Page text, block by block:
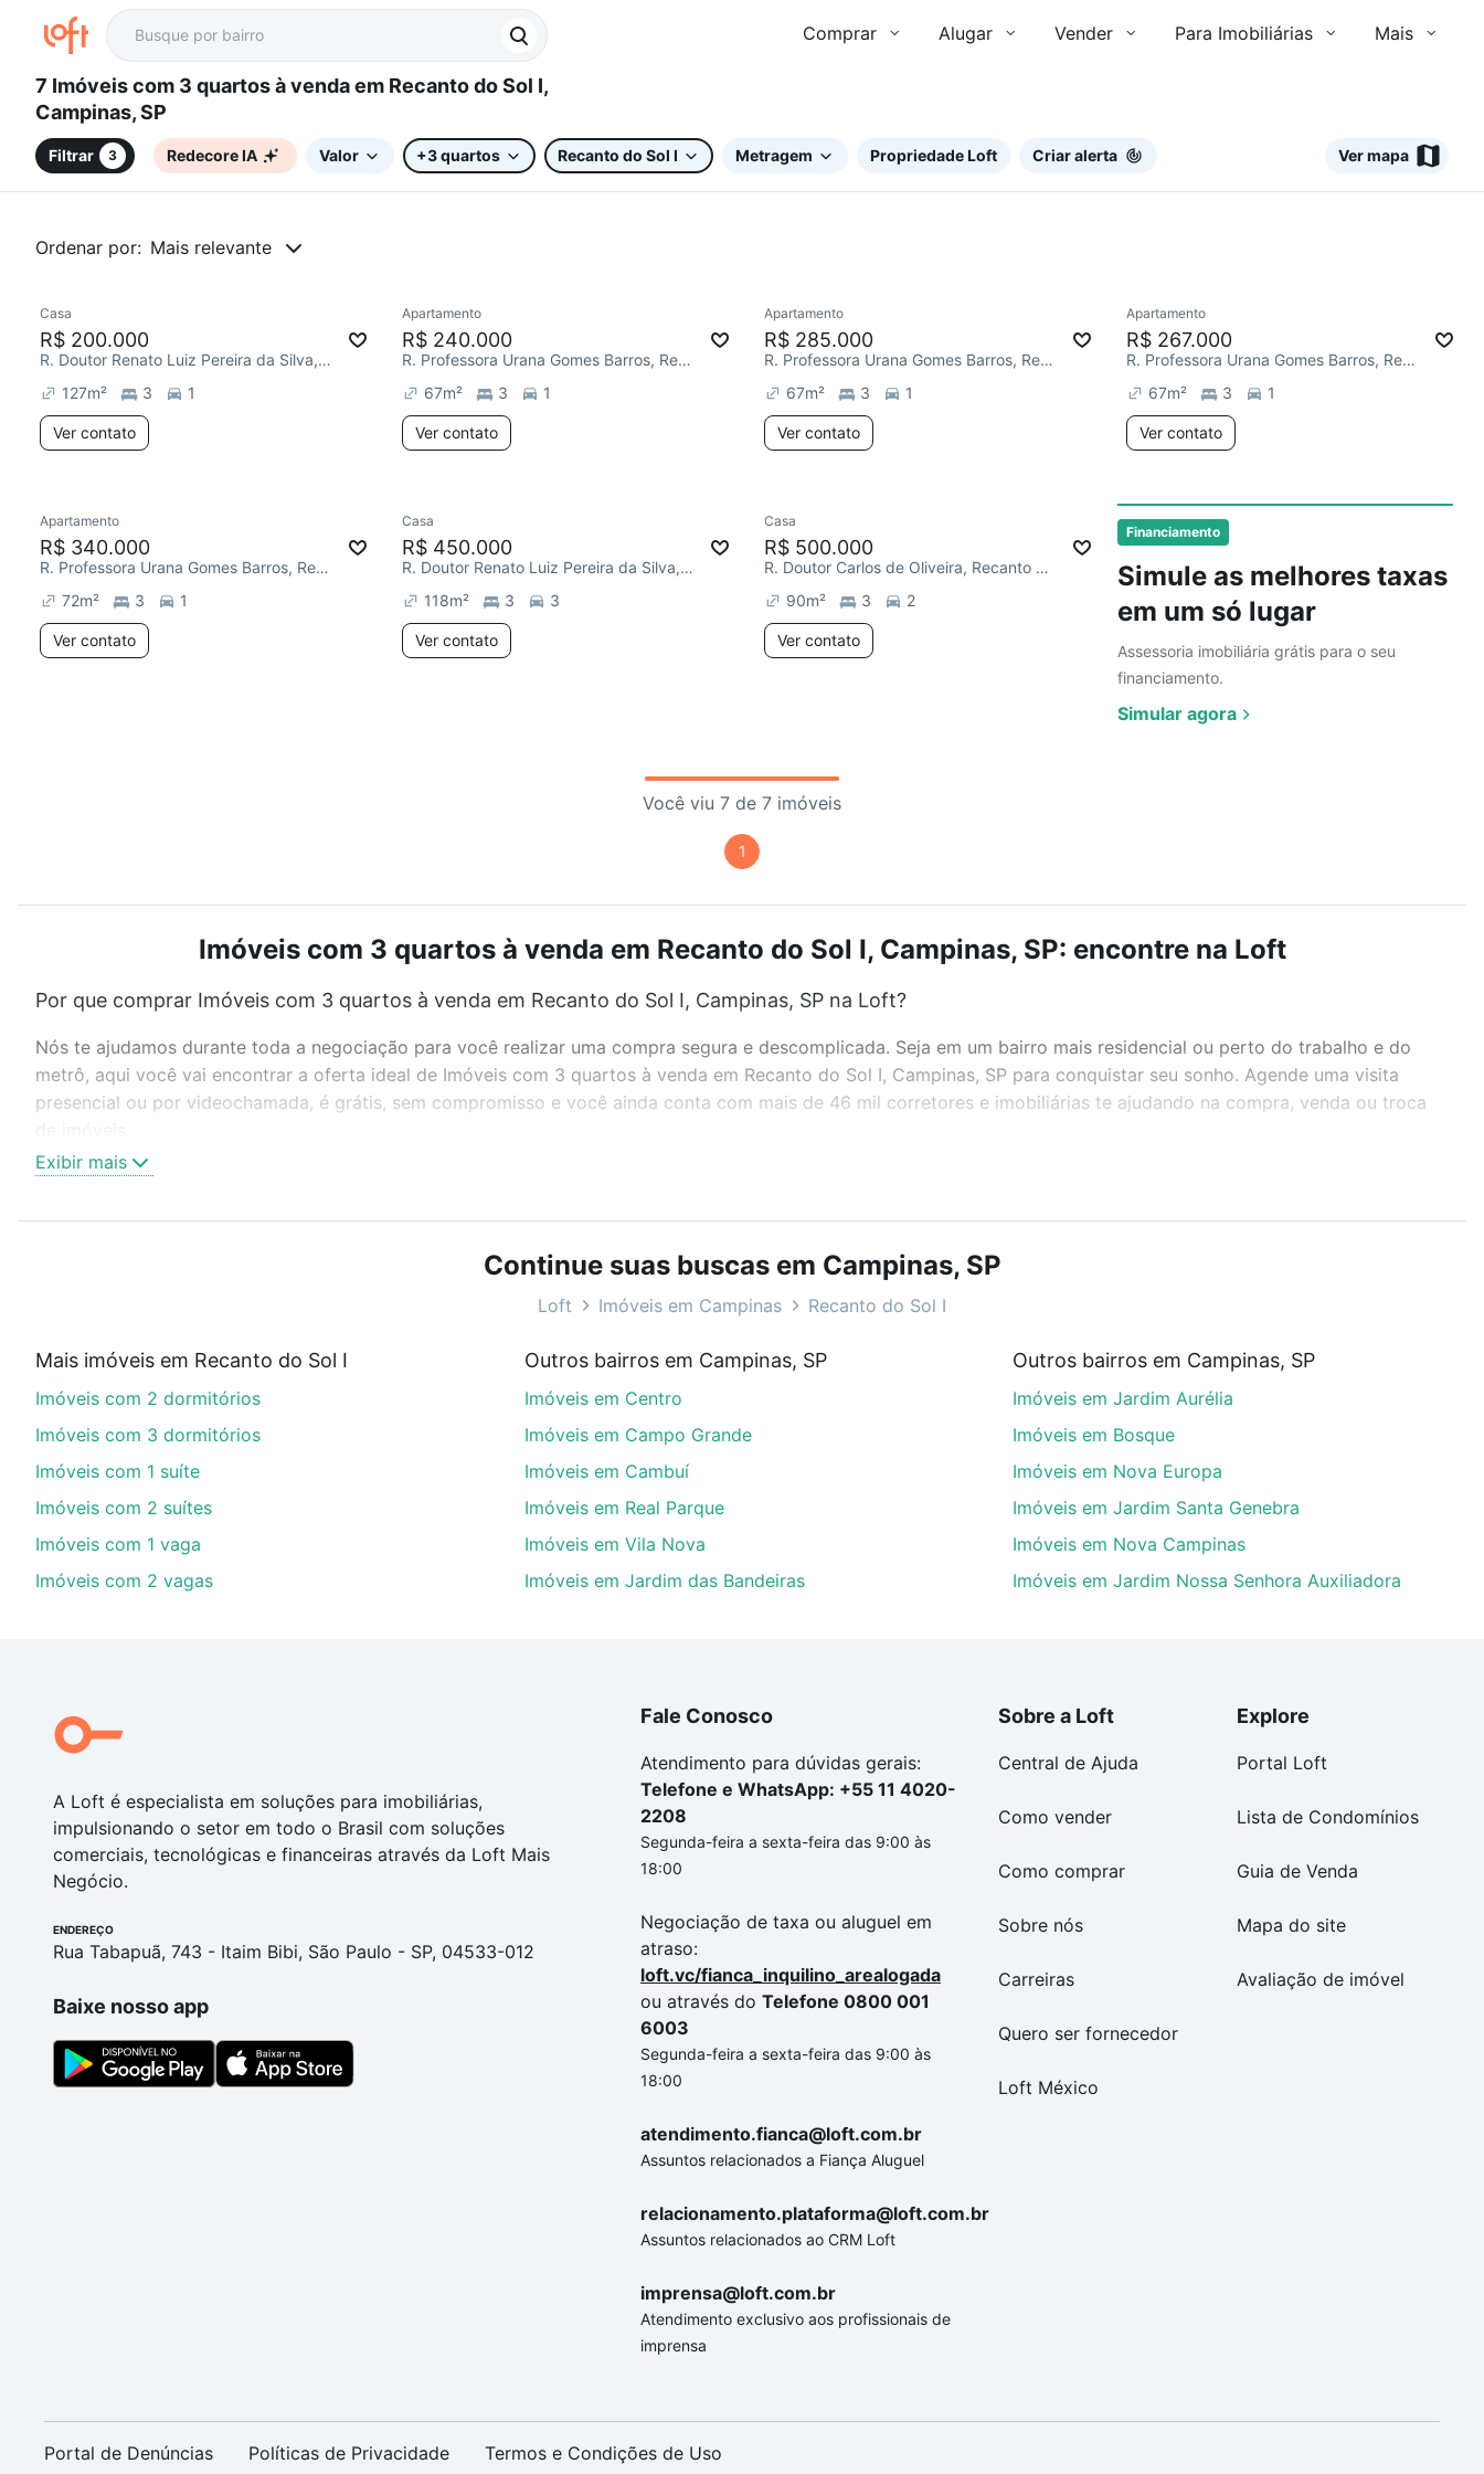
Comprar Alugar Vender Para Imobiliárias Mais
7 Imóveis com 3 quartos à venda em Recanto do Sol I,
Campinas, SP
Filtrar 3 Redecore IA Valor +3 quartos Recanto do Sol I Metragem Propriedade Loft Criar alerta Ver mapa
Ordenar por: Mais relevante
Financiamento
Simule as melhores taxas
em um só lugar
Assessoria imobiliária grátis para o seu
financiamento.
Simular agora
Casa
R$ 200.000
R. Doutor Renato Luiz Pereira da Silva, Recanto do Sol I
127m² 3 1
Ver contato
Redecorar
Apartamento
R$ 240.000
R. Professora Urana Gomes Barros, Recanto do Sol I
67m² 3 1
Ver contato
Redecorar
Apartamento
R$ 285.000
R. Professora Urana Gomes Barros, Recanto do Sol I
67m² 3 1
Ver contato
Redecorar
Apartamento
R$ 267.000
R. Professora Urana Gomes Barros, Recanto do Sol I
67m² 3 1
Ver contato
Redecorar
Ver
Apartamento
R$ 340.000
R. Professora Urana Gomes Barros, Recanto do Sol I
72m² 3 1
Ver contato
Chegou este mês
Casa
R$ 450.000
R. Doutor Renato Luiz Pereira da Silva, Recanto do Sol I
118m² 3 3
Ver contato
Chegou este mês
Casa
R$ 500.000
R. Doutor Carlos de Oliveira, Recanto do Sol I
90m² 3 2
Ver contato
Você viu 7 de 7 imóveis
1
Imóveis com 3 quartos à venda em Recanto do Sol I, Campinas, SP: encontre na Loft
Por que comprar Imóveis com 3 quartos à venda em Recanto do Sol I, Campinas, SP na Loft?
Nós te ajudamos durante toda a negociação para você realizar uma compra segura e descomplicada. Seja em um bairro mais residencial ou perto do trabalho e do
metrô, aqui você vai encontrar a oferta ideal de Imóveis com 3 quartos à venda em Recanto do Sol I, Campinas, SP para conquistar seu sonho. Agende uma visita
presencial ou por videochamada, é grátis, sem compromisso e você ainda conta com mais de 46 mil corretores e imobiliárias te ajudando na compra, venda ou troca
Como escolher um imóvel?
Use barra de busca no topo para pesquisar por ruas, bairros e até condomínios favoritos. Você também pode usar os filtros como quantidade de quartos, suítes, com
ou sem vaga de garagem para combinar perfeitamente com o preço, metragem e comodidades, como piscina, academia, salão de festas ou área verde e encontrar
Imóveis com 3 quartos à venda em Recanto do Sol I, Campinas, SP ideal para você na Loft.
Aqui na Loft temos a oferta ideal para você, com Imóveis com 3 quartos à venda em Recanto do Sol I, Campinas, SP que custam a partir de R$ 0 e com nossas opções
de financiamento imobiliário as parcelas podem se adequar ao seu orçamento. Se ainda tem alguma dúvida dos custos envolvidos no processo de compra, veja em
nosso portal quanto custa comprar um apartamento
e conte com a gente para comprar o imóvel dos seus sonhos com segurança e conforto. Loft, com você até as
Exibir mais
Continue suas buscas em Campinas, SP
Loft Imóveis em Campinas Recanto do Sol I
Mais imóveis em Recanto do Sol I
Imóveis com 2 dormitórios
Imóveis com 3 dormitórios
Imóveis com 1 suíte
Imóveis com 2 suítes
Imóveis com 1 vaga
Imóveis com 2 vagas
Outros bairros em Campinas, SP
Imóveis em Centro
Imóveis em Campo Grande
Imóveis em Cambuí
Imóveis em Real Parque
Imóveis em Vila Nova
Imóveis em Jardim das Bandeiras
Outros bairros em Campinas, SP
Imóveis em Jardim Aurélia
Imóveis em Bosque
Imóveis em Nova Europa
Imóveis em Jardim Santa Genebra
Imóveis em Nova Campinas
Imóveis em Jardim Nossa Senhora Auxiliadora
A Loft é especialista em soluções para imobiliárias,
impulsionando o setor em todo o Brasil com soluções
comerciais, tecnológicas e financeiras através da Loft Mais
Negócio.
ENDEREÇO
Rua Tabapuã, 743 - Itaim Bibi, São Paulo - SP, 04533-012
Baixe nosso app
Fale Conosco
Atendimento para dúvidas gerais:
Telefone e WhatsApp: +55 11 4020-
2208
Segunda-feira a sexta-feira das 9:00 às
18:00
Negociação de taxa ou aluguel em
atraso:
loft.vc/fianca_inquilino_arealogada
ou através do Telefone 0800 001
6003
Segunda-feira a sexta-feira das 9:00 às
18:00
atendimento.fianca@loft.com.br
Assuntos relacionados a Fiança Aluguel
relacionamento.plataforma@loft.com.br
Assuntos relacionados ao CRM Loft
imprensa@loft.com.br
Atendimento exclusivo aos profissionais de
imprensa
Sobre a Loft
Central de Ajuda
Como vender
Como comprar
Sobre nós
Carreiras
Quero ser fornecedor
Loft México
Explore
Portal Loft
Lista de Condomínios
Guia de Venda
Mapa do site
Avaliação de imóvel
Portal de Denúncias Políticas de Privacidade Termos e Condições de Uso